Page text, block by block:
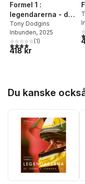
Formel 1 :
legendarerna - de
främsta förarna i F1
Tony Dodgins
Inbunden, 2025
4,0utav 5 stjärnor. Totalt
(1)
418 kr
Du kanske